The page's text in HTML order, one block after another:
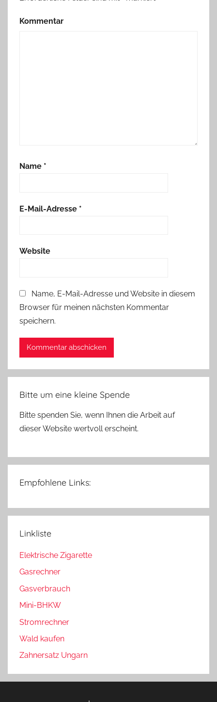
Kommentar
Name *
E-Mail-Adresse *
Website
Name, E-Mail-Adresse und Website in diesem
Browser für meinen nächsten Kommentar
speichern.
Bitte um eine kleine Spende
Bitte spenden Sie, wenn Ihnen die Arbeit auf
dieser Website wertvoll erscheint.
Empfohlene Links:
Linkliste
Elektrische Zigarette
Gasrechner
Gasverbrauch
Mini-BHKW
Stromrechner
Wald kaufen
Zahnersatz Ungarn